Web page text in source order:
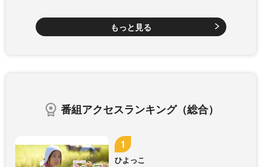
もっと見る
番組アクセスランキング（総合）
ひよっこ